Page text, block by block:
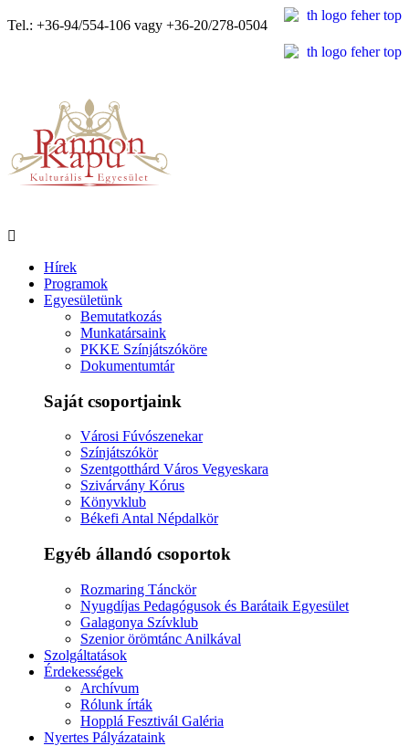
Tel.: +36-94/554-106 vagy +36-20/278-0504
Hírek
Programok
Egyesületünk
Bemutatkozás
Munkatársaink
PKKE Színjátszóköre
Dokumentumtár
Saját csoportjaink
Városi Fúvószenekar
Színjátszókör
Szentgotthárd Város Vegyeskara
Szivárvány Kórus
Könyvklub
Békefi Antal Népdalkör
Egyéb állandó csoportok
Rozmaring Tánckör
Nyugdíjas Pedagógusok és Barátaik Egyesület
Galagonya Szívklub
Szenior örömtánc Anilkával
Szolgáltatások
Érdekességek
Archívum
Rólunk írták
Hopplá Fesztivál Galéria
Nyertes Pályázataink